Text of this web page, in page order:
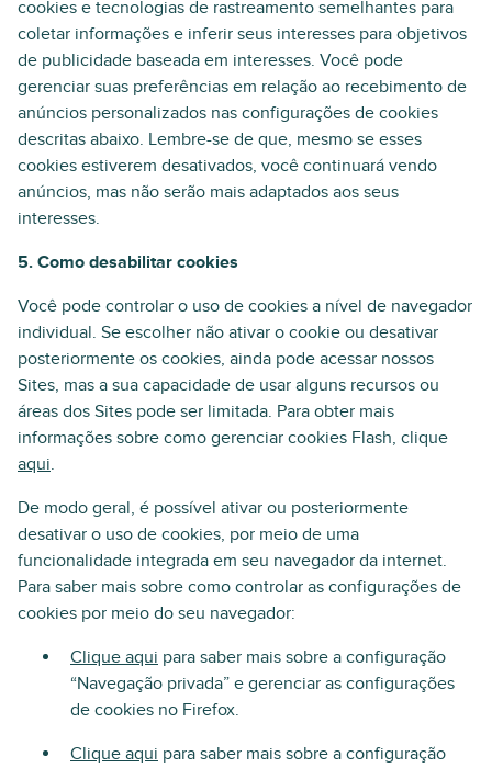
cookies e tecnologias de rastreamento semelhantes para
coletar informações e inferir seus interesses para objetivos
de publicidade baseada em interesses. Você pode
gerenciar suas preferências em relação ao recebimento de
anúncios personalizados nas configurações de cookies
descritas abaixo. Lembre-se de que, mesmo se esses
cookies estiverem desativados, você continuará vendo
anúncios, mas não serão mais adaptados aos seus
interesses.
5. Como desabilitar cookies
Você pode controlar o uso de cookies a nível de navegador
individual. Se escolher não ativar o cookie ou desativar
posteriormente os cookies, ainda pode acessar nossos
Sites, mas a sua capacidade de usar alguns recursos ou
áreas dos Sites pode ser limitada. Para obter mais
informações sobre como gerenciar cookies Flash, clique
aqui.
De modo geral, é possível ativar ou posteriormente
desativar o uso de cookies, por meio de uma
funcionalidade integrada em seu navegador da internet.
Para saber mais sobre como controlar as configurações de
cookies por meio do seu navegador:
Clique aqui para saber mais sobre a configuração
“Navegação privada” e gerenciar as configurações
de cookies no Firefox.
Clique aqui para saber mais sobre a configuração